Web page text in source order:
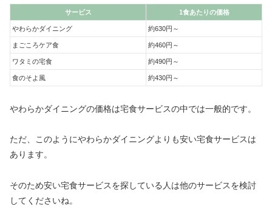
サービス 1食あたりの価格
やわらかダイニング 約630円～
まごころケア食 約460円～
ワタミの宅食 約490円～
食のそよ風 約430円～
やわらかダイニングの価格は宅食サービスの中では一般的です。
ただ、このようにやわらかダイニングよりも安い宅食サービスは
あります。
そのため安い宅食サービスを探している人は他のサービスを検討
してくださいね。